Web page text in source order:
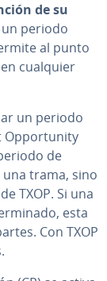
de su
un periodo
al punto
en cualquier
un periodo
Op­po­r­tu­ni­ty
de
trama, sino
TXOP. Si una
esta
Con TXOP